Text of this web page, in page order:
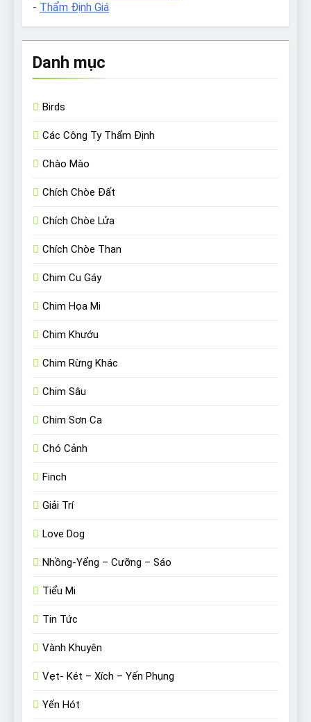
- Thẩm Định Giá
Danh mục
Birds
Các Công Ty Thẩm Định
Chào Mào
Chích Chòe Đất
Chích Chòe Lửa
Chích Chòe Than
Chim Cu Gáy
Chim Họa Mi
Chim Khướu
Chim Rừng Khác
Chim Sâu
Chim Sơn Ca
Chó Cảnh
Finch
Giải Trí
Love Dog
Nhồng-Yểng – Cưỡng – Sáo
Tiểu Mi
Tin Tức
Vành Khuyên
Vẹt- Két – Xích – Yến Phụng
Yến Hót